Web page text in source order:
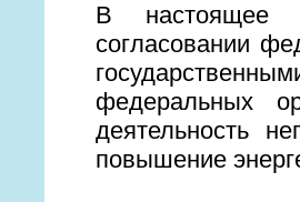
В настоящее
согласовании
федеральных
деятельность
повышение